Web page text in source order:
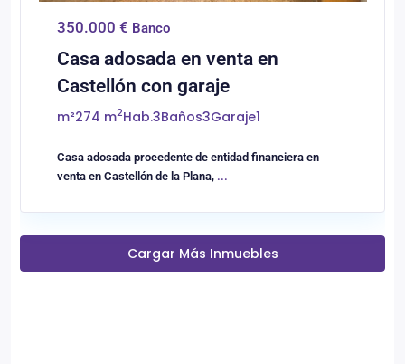
350.000 € Banco
Casa adosada en venta en
Castellón con garaje
m²274 m2Hab.3Baños3Garaje1
Casa adosada procedente de entidad financiera en
venta en Castellón de la Plana, ...
Cargar Más Inmuebles